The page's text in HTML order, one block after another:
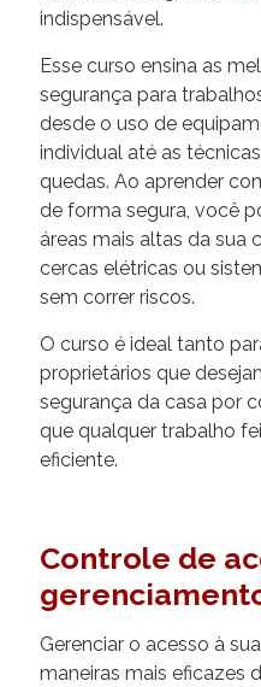
indispensável.
Esse curso ensina as
segurança para
desde o uso de
individual até as
quedas. Ao aprender
de forma segura, você
áreas mais altas da sua
cercas elétricas ou
sem correr riscos.
O curso é ideal tanto
proprietários que
segurança da casa por
que qualquer trabalho
eficiente.
Controle de
Gerenciar o acesso à
maneiras mais eficazes